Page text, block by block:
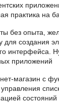
практика на
без опыта,
для создания
интерфейса.
приложений
магазин с
состояний